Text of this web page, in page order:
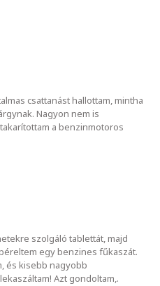
csattanást hallottam, mintha
Nagyon nem is
a benzinmotoros
szolgáló tablettát, majd
egy benzines fűkaszát.
és kisebb nagyobb
Azt gondoltam,.